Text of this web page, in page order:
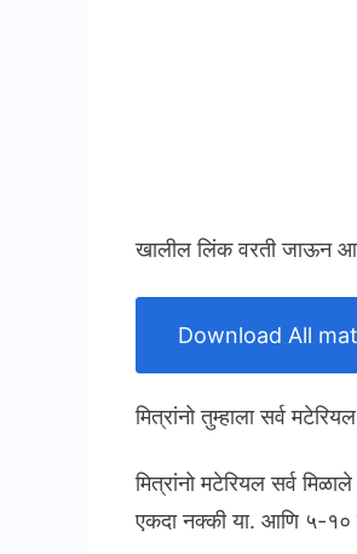
खालील लिंक वरती जाऊन
Download All
मित्रांनो तुम्हाला सर्व
मित्रांनो मटेरियल सर्व
एकदा नक्की या. आणि ५-१०